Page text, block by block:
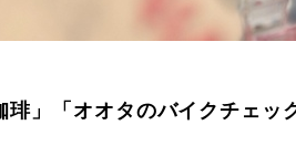
琲」「オオタのバイクチェッ